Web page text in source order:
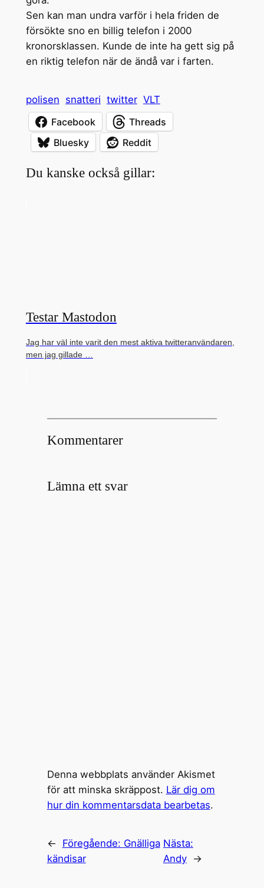
Sen kan man undra varför i hela friden de
försökte sno en billig telefon i 2000
kronorsklassen. Kunde de inte ha gett sig på
en riktig telefon när de ändå var i farten.
polisen snatteri twitter VLT
Facebook
Threads
Bluesky
Reddit
Du kanske också gillar:
Testar Mastodon
Jag har väl inte varit den mest aktiva twitteranvändaren,
men jag gillade …
Kommentarer
Lämna ett svar
Denna webbplats använder Akismet
för att minska skräppost. Lär dig om
hur din kommentarsdata bearbetas.
← Föregående: Gnälliga
kändisar
Nästa:
Andy
→